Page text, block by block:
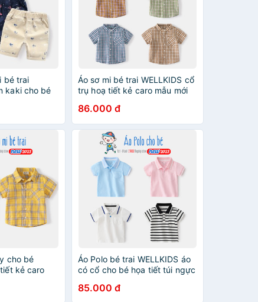
bé trai
kaki cho bé
Áo sơ mi bé trai WELLKIDS cổ
trụ hoạ tiết kẻ caro mẫu mới
86.000 đ
cho bé
kẻ caro
Áo Polo bé trai WELLKIDS áo
có cổ cho bé họa tiết túi ngực
85.000 đ